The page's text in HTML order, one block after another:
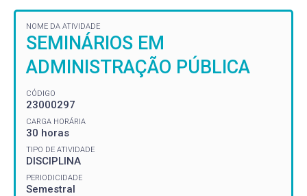
NOME DA ATIVIDADE
SEMINÁRIOS EM
ADMINISTRAÇÃO PÚBLICA
CÓDIGO
23000297
CARGA HORÁRIA
30 horas
TIPO DE ATIVIDADE
DISCIPLINA
PERIODICIDADE
Semestral